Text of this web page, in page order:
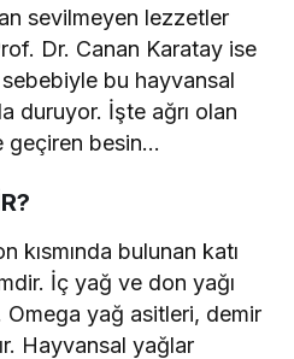
sevilmeyen lezzetler
Dr. Canan Karatay ise
bu hayvansal
duruyor. İşte ağrı olan
geçiren besin…
kısmında bulunan katı
İç yağ ve don yağı
yağ asitleri, demir
Hayvansal yağlar